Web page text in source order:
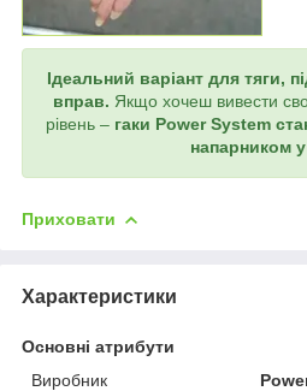
Ідеальний варіант для тяги,
вправ. Якщо хочеш вивести
рівень – гаки Power System
напарником у
Приховати
Характеристики
Основні атрибути
Виробник